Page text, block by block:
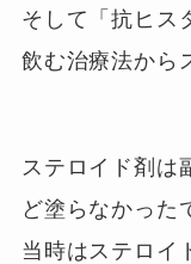
そして「抗ヒス
飲む治療法から
ステロイド剤は
ど塗らなかった
当時はステロイ